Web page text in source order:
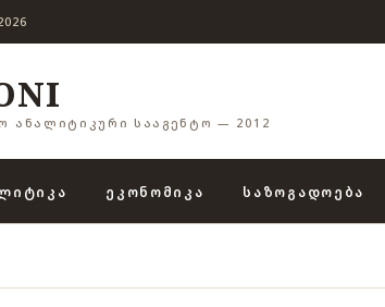
ᲐᲜᲐᲚᲘᲢᲘᲙᲣᲠᲘ ᲡᲐᲐᲒᲔᲜᲢᲝ — 2012
ᲔᲙᲝᲜᲝᲛᲘᲙᲐ ᲡᲐᲖᲝᲒᲐᲓᲝᲔᲑᲐ